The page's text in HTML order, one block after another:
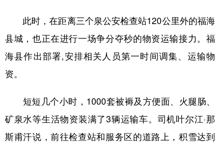
此时，在距离三个泉公安检查站120公里外的福海
县城，也正在进行一场争分夺秒的物资运输接力。福
海县作出部署,安排相关人员第一时间调集、运输物
资。
短短几个小时，1000套被褥及方便面、火腿肠、
矿泉水等生活物资装满了3辆运输车。司机叶尔江·那
斯甫汗说，前往检查站和服务区的道路上，积雪达到